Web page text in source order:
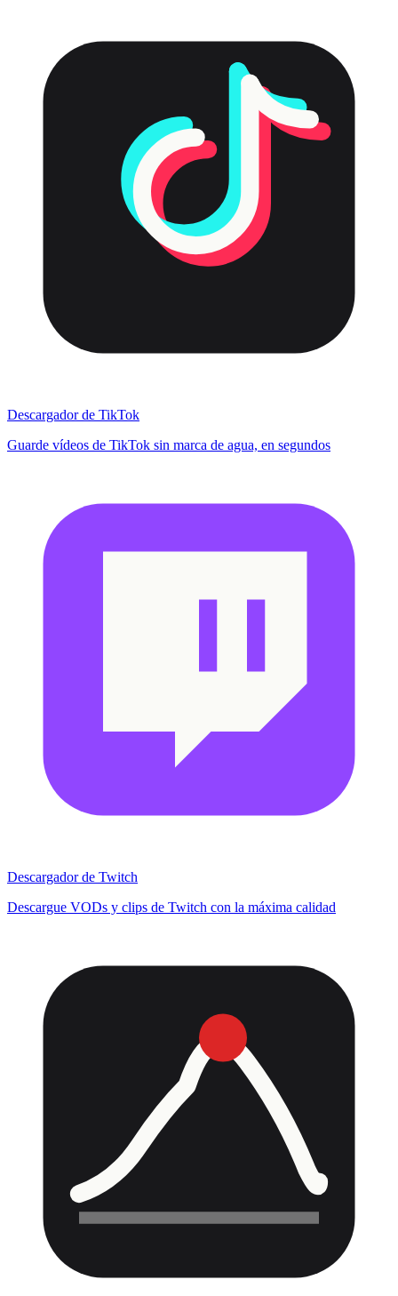
Descargador de TikTok
Guarde vídeos de TikTok sin marca de agua, en segundos
Descargador de Twitch
Descargue VODs y clips de Twitch con la máxima calidad